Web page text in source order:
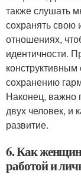
также слушать
сохранять свою
отношениях,
идентичности.
сохранению
Наконец, важно
двух человек, и
развитие.
6. Как
работой и